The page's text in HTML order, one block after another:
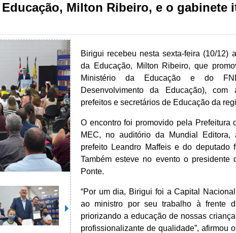
Milton Ribeiro, e o gabinete
Birigui recebeu nesta sexta-feira (10/12)
da Educação, Milton Ribeiro, que
Ministério da Educação e do
Desenvolvimento da Educação),
prefeitos e secretários de Educação da
O encontro foi promovido pela Prefeitura
MEC, no auditório da Mundial
prefeito Leandro Maffeis e do deputado
Também esteve no evento o presidente
Ponte.
“Por um dia, Birigui foi a Capital
ao ministro por seu trabalho à frente
priorizando a educação de nossas
profissionalizante de qualidade”, afirmou